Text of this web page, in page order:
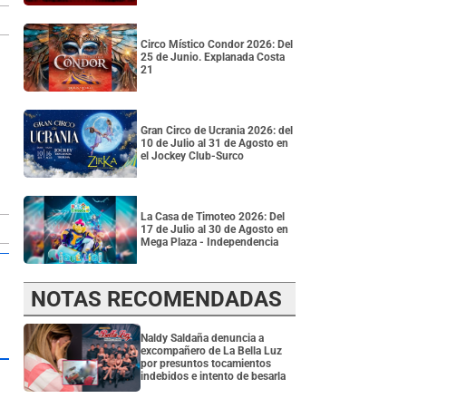
Circo Místico Condor 2026: Del
25 de Junio. Explanada Costa
21
Gran Circo de Ucrania 2026: del
10 de Julio al 31 de Agosto en
el Jockey Club-Surco
La Casa de Timoteo 2026: Del
17 de Julio al 30 de Agosto en
Mega Plaza - Independencia
NOTAS RECOMENDADAS
Naldy Saldaña denuncia a
excompañero de La Bella Luz
por presuntos tocamientos
indebidos e intento de besarla